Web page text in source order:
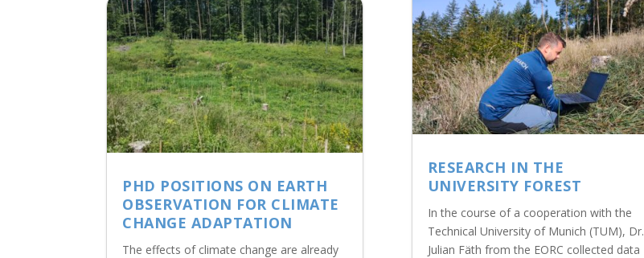
PHD POSITIONS ON EARTH
OBSERVATION FOR CLIMATE
CHANGE ADAPTATION
The effects of climate change are already
RESEARCH IN THE
UNIVERSITY FOREST
In the course of a cooperation with the
Technical University of Munich (TUM), Dr.
Julian Fäth from the EORC collected data